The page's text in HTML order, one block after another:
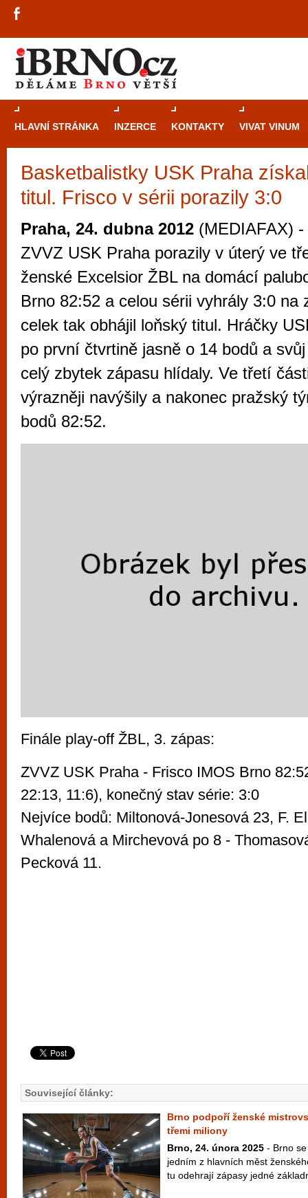
HLAVNÍ STRÁNKA INZERCE KONTAKTY VIVAT VINUM
Basketbalistky USK Praha
titul. Frisco v sérii porazily 3:0
Praha, 24. dubna 2012 (MEDIAFAX)
ZVVZ USK Praha porazily v úterý ve
ženské Excelsior ŽBL na domácí
Brno 82:52 a celou sérii vyhrály 3:0 na
celek tak obhájil loňský titul. Hráčky
po první čtvrtině jasně o 14 bodů a
celý zbytek zápasu hlídaly. Ve třetí
výrazněji navýšily a nakonec pražský
bodů 82:52.
Finále play-off ŽBL, 3. zápas:
ZVVZ USK Praha - Frisco IMOS Brno
22:13, 11:6), konečný stav série: 3:0
Nejvíce bodů: Miltonová-Jonesová 23, F.
Whalenová a Mirchevová po 8 -
Pecková 11.
Související články:
Brno podpoří ženské
třemi miliony
Brno, 24. února 2025 - Brno
jedním z hlavních měst
tu odehrají zápasy jedné
Průvodce
Brně: Od
Brno je
zajímavé
restaurace,
Mimo jiné je ale také místem, kde si
vyzkoušet různé kasinové hry. V
metropoli naleznete širokou nabídku her
po moderní automaty jak pro pravidelné
příležitostné hráče. V...